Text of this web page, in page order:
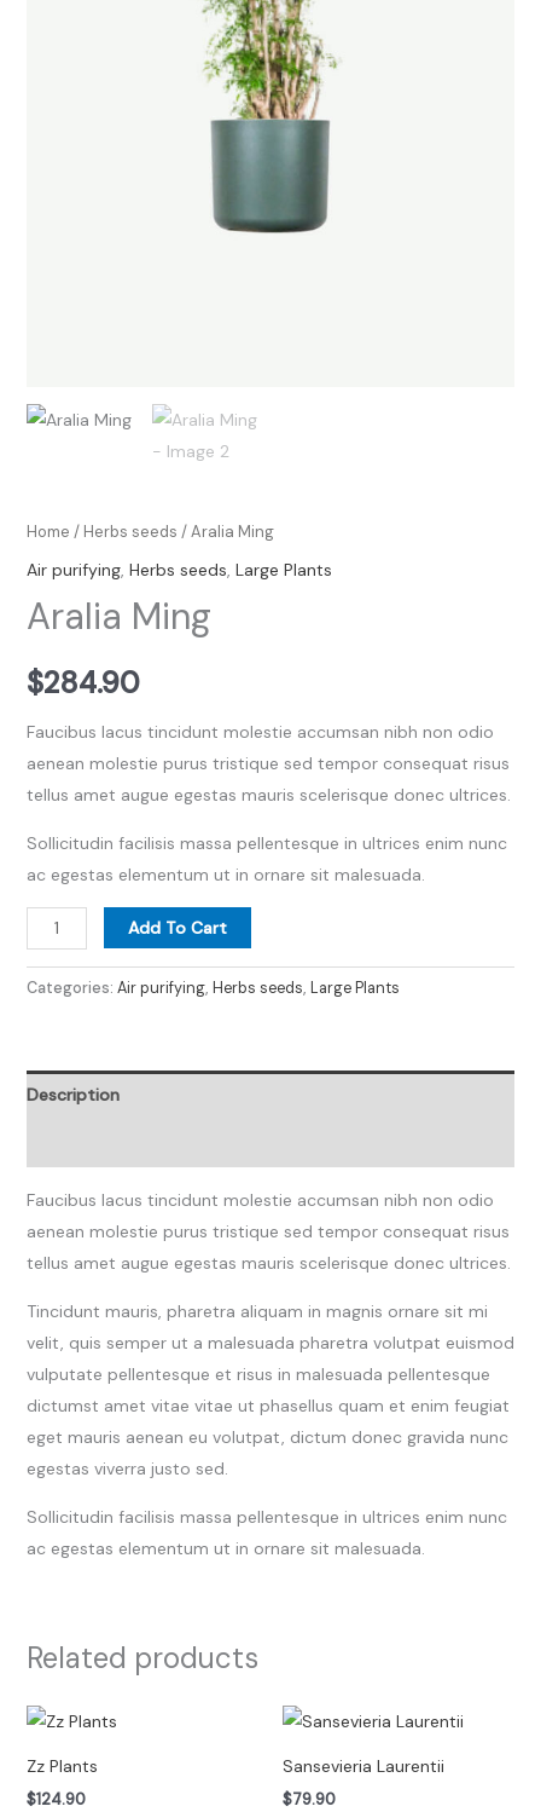
Home / Herbs seeds / Aralia Ming
Air purifying, Herbs seeds, Large Plants
Aralia Ming
$284.90
Faucibus lacus tincidunt molestie accumsan nibh non odio
aenean molestie purus tristique sed tempor consequat risus
tellus amet augue egestas mauris scelerisque donec ultrices.
Sollicitudin facilisis massa pellentesque in ultrices enim nunc
ac egestas elementum ut in ornare sit malesuada.
Add To Cart
Categories: Air purifying, Herbs seeds, Large Plants
Description
Faucibus lacus tincidunt molestie accumsan nibh non odio
aenean molestie purus tristique sed tempor consequat risus
tellus amet augue egestas mauris scelerisque donec ultrices.
Tincidunt mauris, pharetra aliquam in magnis ornare sit mi
velit, quis semper ut a malesuada pharetra volutpat euismod
vulputate pellentesque et risus in malesuada pellentesque
dictumst amet vitae vitae ut phasellus quam et enim feugiat
eget mauris aenean eu volutpat, dictum donec gravida nunc
egestas viverra justo sed.
Sollicitudin facilisis massa pellentesque in ultrices enim nunc
ac egestas elementum ut in ornare sit malesuada.
Related products
Zz Plants
$124.90
Sansevieria Laurentii
$79.90